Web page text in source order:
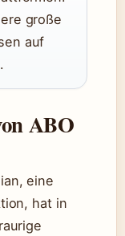
große
auf
ABO
eine
hat in